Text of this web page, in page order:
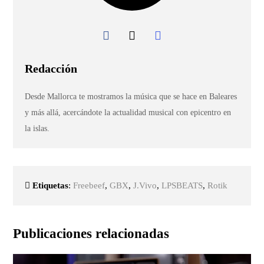
Redacción
Desde Mallorca te mostramos la música que se hace en Baleares
y más allá, acercándote la actualidad musical con epicentro en
la islas.
Etiquetas:Freebeef,GBX,J.Vivo,LPSBEATS,Rotik
Publicaciones relacionadas